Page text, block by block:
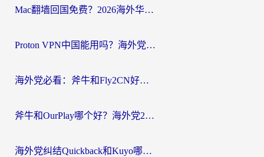
Mac翻墙回国免费？2026海外华人亲测：从CCTV5直播到国内APP，这样选加速器才靠谱
Proton VPN中国能用吗？海外党选回国加速器的避坑指南（附番茄加速器实测）
海外党必看：斧牛和Fly2CN好用吗？3招教你选对回国加速器（附免费试用攻略）
斧牛和OurPlay哪个好？海外党2026亲测：选对加速器，国内资源秒加载
海外党纠结Quickback和Kuyo哪个好？选对回国加速器才能无缝刷国内资源